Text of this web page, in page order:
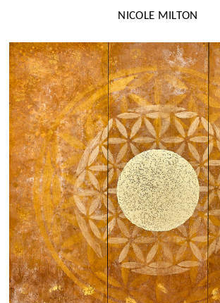
NICOLE MILTON